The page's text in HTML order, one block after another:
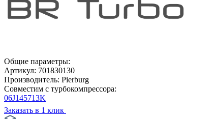
Общие параметры:
Артикул: 701830130
Производитель: Pierburg
Совместим с турбокомпрессора:
06J145713K
Заказать в 1 клик